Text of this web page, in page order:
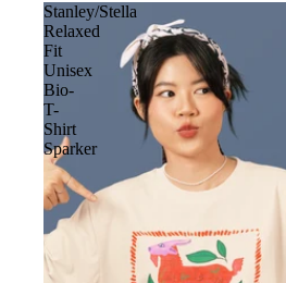
Stanley/Stella
Relaxed
Fit
Unisex
Bio-
T-
Shirt
Sparker